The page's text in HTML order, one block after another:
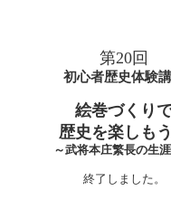
第20回
初心者歴史体験
絵巻づくり
歴史を楽しもう
～武将本庄繁長の生
終了しました。